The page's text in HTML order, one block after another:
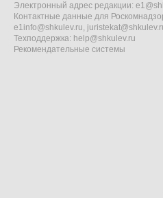
Электронный адрес редакции:
Контактные данные для
e1info@shkulev.ru,
Техподдержка: help@shkulev.ru
Рекомендательные системы